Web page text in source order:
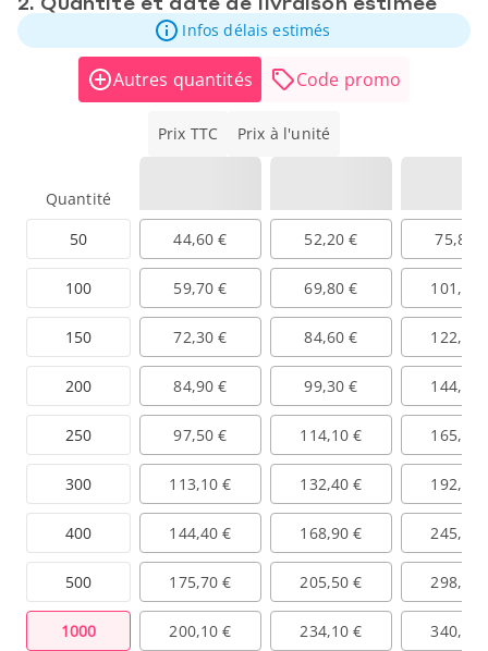
Infos délais estimés
Autres quantités Code promo
Prix TTC Prix à l'unité
Quantité
50
100
150
200
250
300
400
500
1000
44,60 € 52,20 € 75,80 €
59,70 € 69,80 € 101,40
72,30 € 84,60 € 122,90
84,90 € 99,30 € 144,30
97,50 € 114,10 € 165,80
113,10 € 132,40 € 192,30
144,40 € 168,90 € 245,50
175,70 € 205,50 € 298,60
200,10 € 234,10 € 340,20